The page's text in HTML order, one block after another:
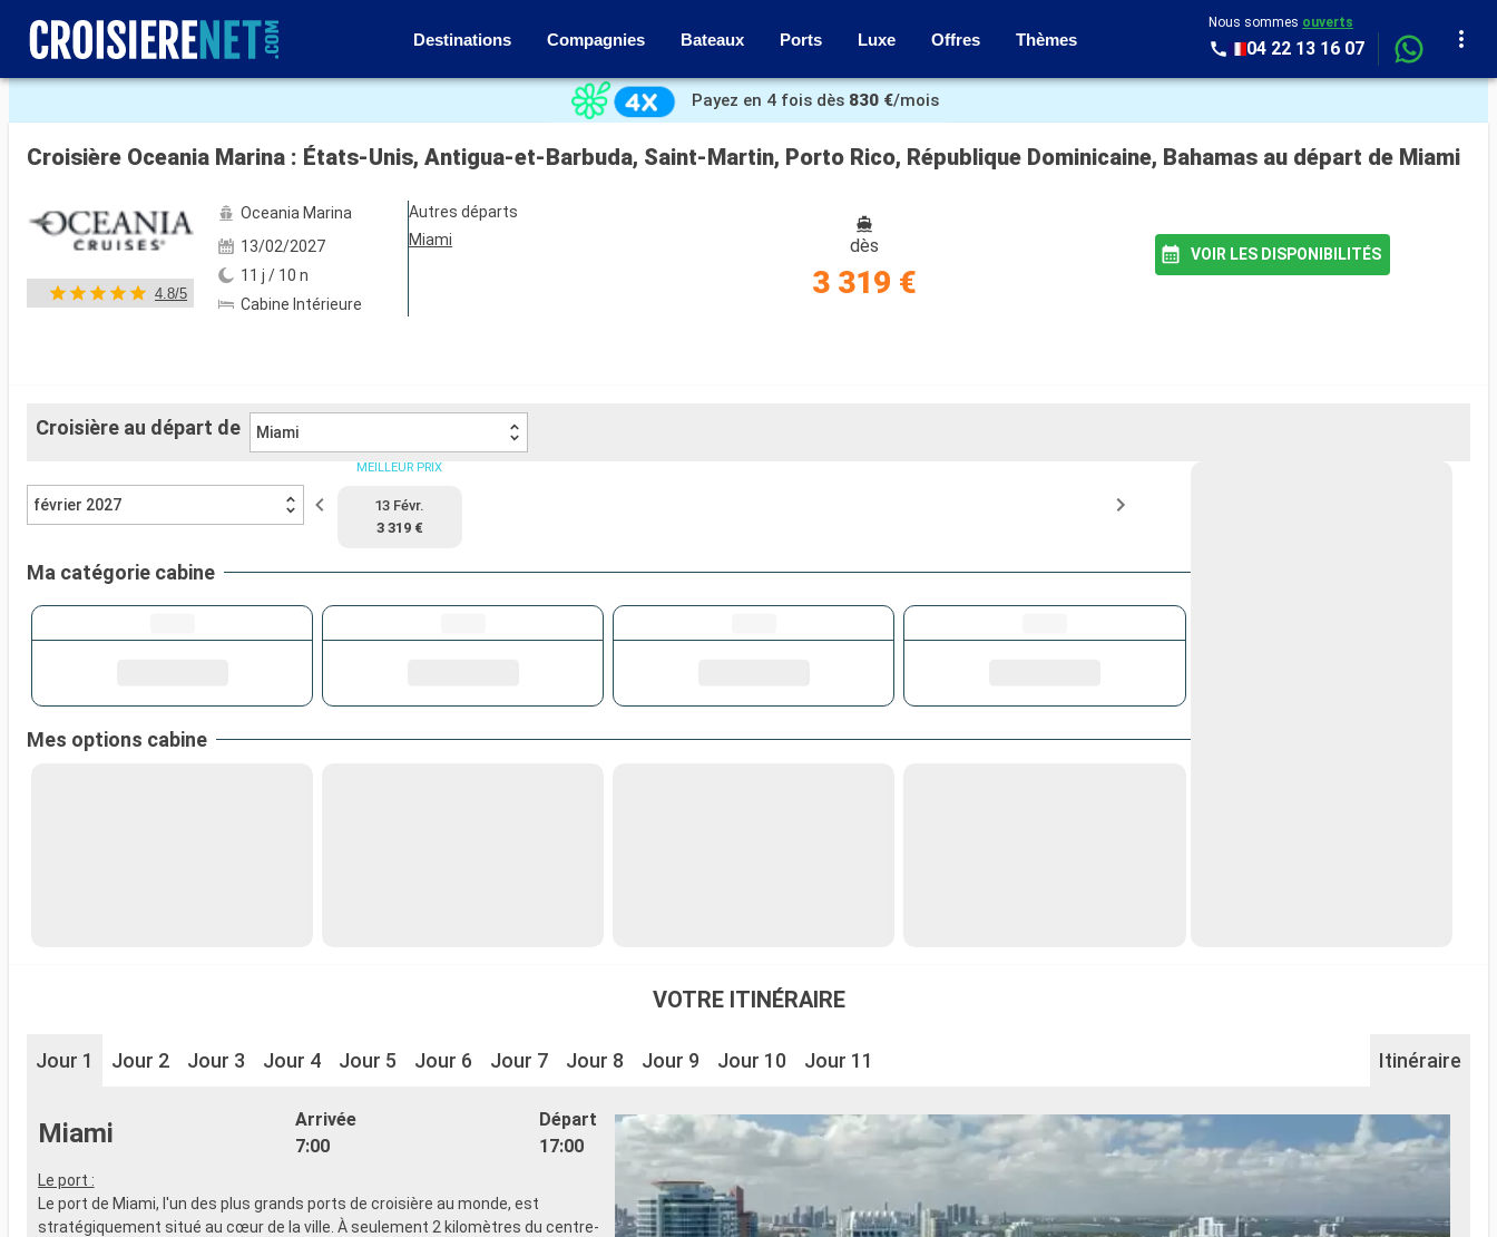
Destinations Compagnies Bateaux Ports Luxe Offres Thèmes
Nous sommes ouverts
04 22 13 16 07
Voir les 48 autres photos
Payez en 4 fois dès 830 €/mois
Croisière Oceania Marina : États-Unis, Antigua-et-Barbuda, Saint-Martin, Porto Rico, République Dominicaine, Bahamas au départ de Miami
4.8/5
Oceania Marina
13/02/2027
11 j / 10 n
Cabine Intérieure
Autres départs
Miami
dès
3 319 €
VOIR LES DISPONIBILITÉS
Croisière au départ de Miami
février 2027
MEILLEUR PRIX
13 Févr.
3 319 €
Ma catégorie cabine
Mes options cabine
VOTRE ITINÉRAIRE
Jour 1 Jour 2 Jour 3 Jour 4 Jour 5 Jour 6 Jour 7 Jour 8 Jour 9 Jour 10 Jour 11 Itinéraire
Miami
Arrivée
7:00
Départ
17:00
Le port :
Le port de Miami, l'un des plus grands ports de croisière au monde, est
stratégiquement situé au cœur de la ville. À seulement 2 kilomètres du centre-